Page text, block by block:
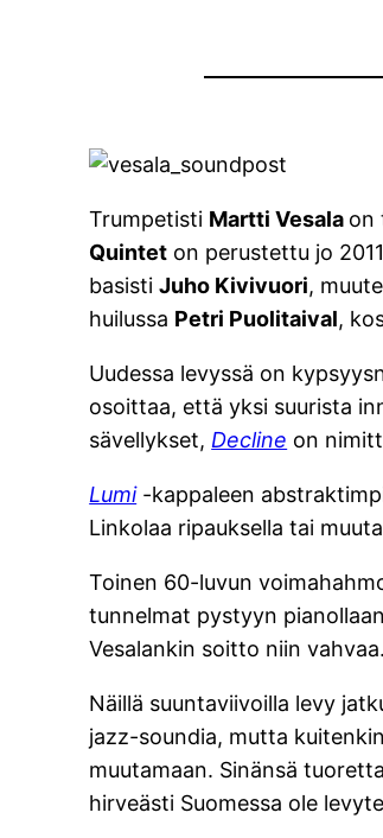
Trumpetisti Martti Vesala on
Quintet on perustettu jo
basistiJuho Kivivuori,
huilussa Petri Puolitaival,
Uudessa levyssä on
osoittaa, että yksi suurista
sävellykset, Decline on
Lumi -kappaleen
Linkolaa ripauksella tai
Toinen 60-luvun
tunnelmat pystyyn
Vesalankin soitto niin vahvaa.
Näillä suuntaviivoilla levy
jazz-soundia, mutta
muutamaan. Sinänsä
hirveästi Suomessa ole